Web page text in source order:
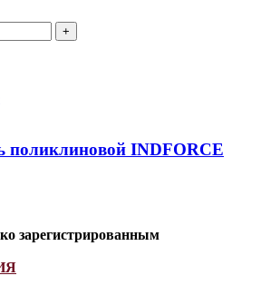
поликлиновой INDFORCE
зарегистрированным